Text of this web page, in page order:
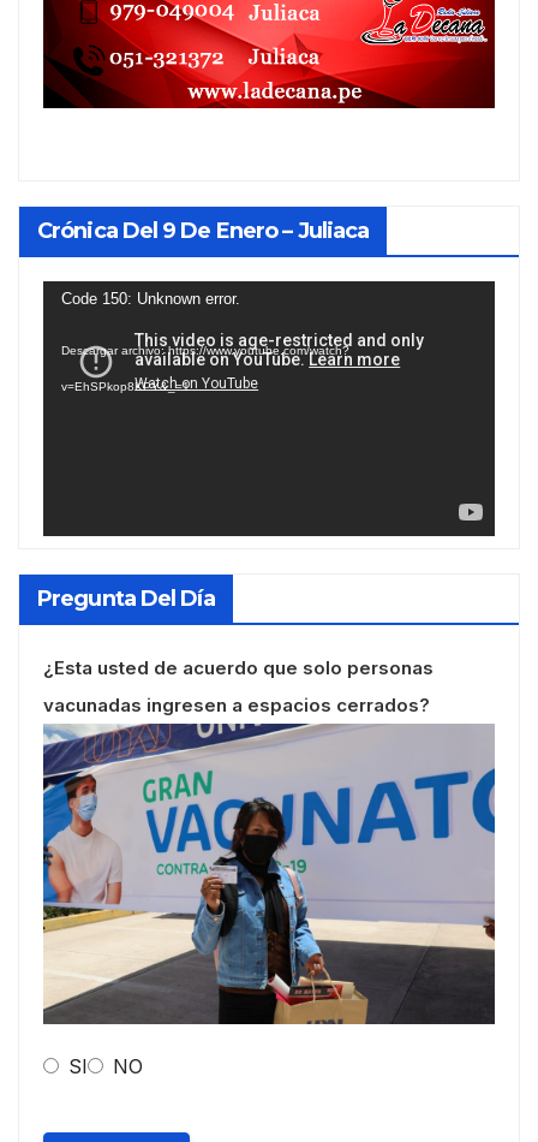
Crónica Del 9 De Enero – Juliaca
Reproductor
vídeo
Code 150: Unknown error.
Descargar archivo: https://www.youtube.com/watch?
v=EhSPkop8KPY&_=1
Pregunta Del Día
¿Esta usted de acuerdo que solo personas
vacunadas ingresen a espacios cerrados?
SI NO